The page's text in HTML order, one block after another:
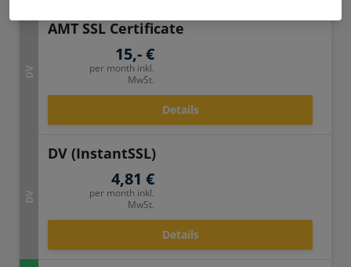
DV
AMT SSL Certificate
15,- €
per month inkl.
MwSt.
Details
DV
DV (InstantSSL)
4,81 €
per month inkl.
MwSt.
Details